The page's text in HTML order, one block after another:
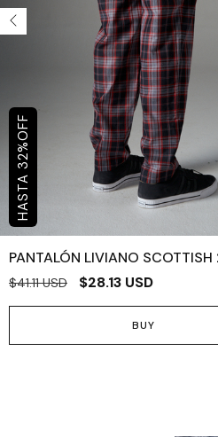
32
%
OFF
PANTALÓN LIVIANO
$41.11 USD $28.13 USD
BUY